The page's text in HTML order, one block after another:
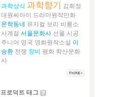
과학상식 과학향기 김희정
대원씨아이
드라마원작만화
문학동네 뮤지컬 보리 비룡소
사계절 서울문화사 선물 시공
주니어 영국 영화원작소설 이
승환 전쟁 창비 평화 학산문화
사
프로덕트 태그